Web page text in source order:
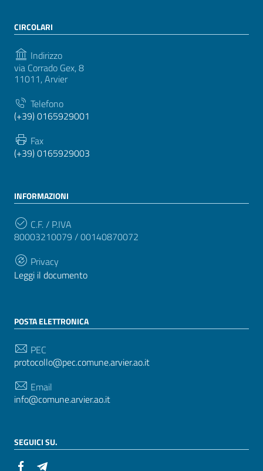
CIRCOLARI
Indirizzo
via Corrado Gex, 8
11011, Arvier
Telefono
(+39) 0165929001
Fax
(+39) 0165929003
INFORMAZIONI
C.F. / P.IVA
80003210079 / 00140870072
Privacy
Leggi il documento
POSTA ELETTRONICA
PEC
protocollo@pec.comune.arvier.ao.it
Email
info@comune.arvier.ao.it
SEGUICI SU.